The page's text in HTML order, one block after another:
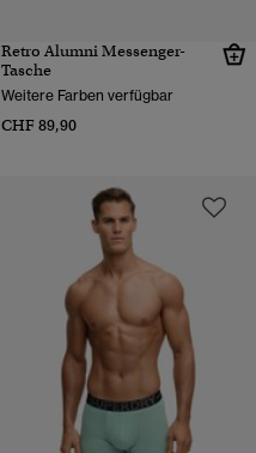
Retro Alumni Messenger-
Tasche
Weitere Farben verfügbar
CHF 89,90